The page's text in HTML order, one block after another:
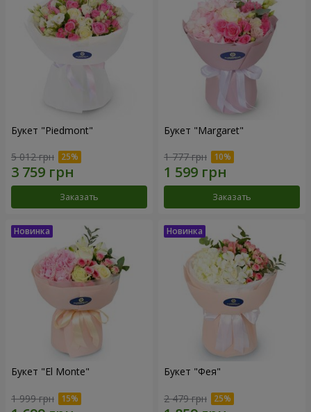
Букет "Piedmont"
5 012 грн
Заказать
Букет "Margaret"
1 777 грн
Заказать
Букет "El Monte"
1 999 грн
Букет "Фея"
2 479 грн